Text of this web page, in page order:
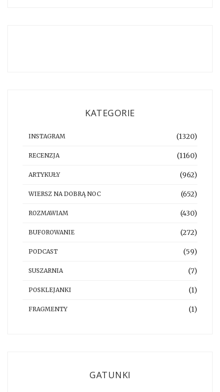
KATEGORIE
INSTAGRAM (1320)
RECENZJA (1160)
ARTYKUŁY (962)
WIERSZ NA DOBRĄ NOC (652)
ROZMAWIAM (430)
BUFOROWANIE (272)
PODCAST (59)
SUSZARNIA (7)
POSKLEJANKI (1)
FRAGMENTY (1)
GATUNKI